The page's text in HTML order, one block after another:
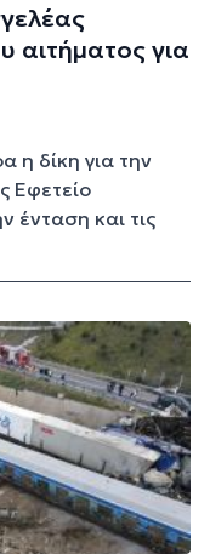
αιτήματος για
η δίκη για την
Εφετείο
ένταση και τις